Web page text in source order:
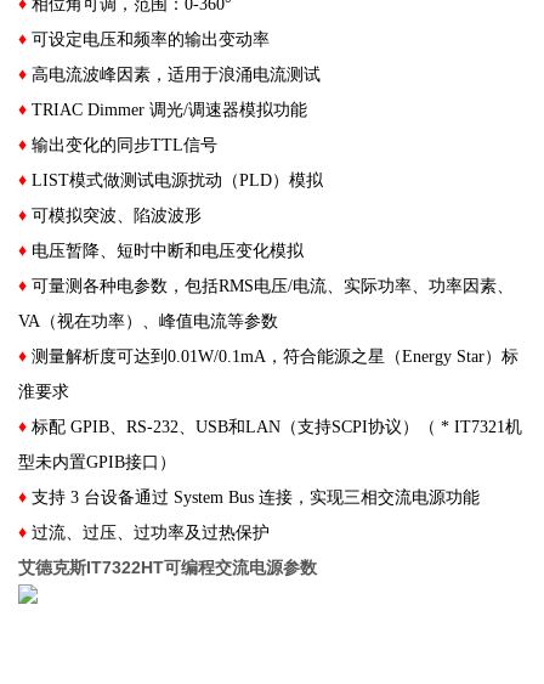
♦相位角可调，范围：0-360°
♦可设定电压和频率的输出变动率
♦高电流波峰因素，适用于浪涌电流测试
♦TRIAC Dimmer 调光/调速器模拟功能
♦输出变化的同步TTL信号
♦LIST模式做测试电源扰动（PLD）模拟
♦可模拟突波、陷波波形
♦ 电压暂降、短时中断和电压变化模拟
♦可量测各种电参数，包括RMS电压/电流、实际功率、功率因素、
VA（视在功率）、峰值电流等参数
♦测量解析度可达到0.01W/0.1mA，符合能源之星（Energy Star）标
淮要求
♦标配 GPIB、RS-232、USB和LAN（支持SCPI协议）（ * IT7321机
型未内置GPIB接口）
♦支持 3 台设备通过 System Bus 连接，实现三相交流电源功能
♦过流、过压、过功率及过热保护
艾德克斯IT7322HT可编程交流电源​参数